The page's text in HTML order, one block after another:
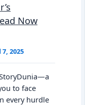
Now
2025
to face
every hurdle